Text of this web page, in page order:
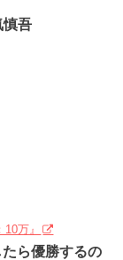
慎吾
万』
ら優勝するの